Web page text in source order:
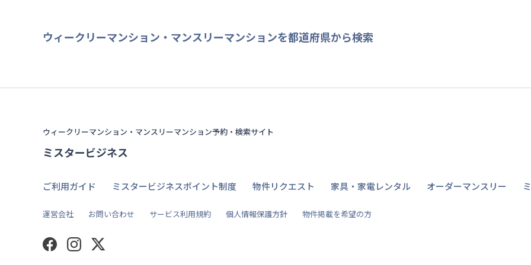
ウィークリーマンション・マンスリーマンションを都道府県から検索
ウィークリーマンション・マンスリーマンション予約・検索サイト
ミスタービジネス
ご利用ガイド ミスタービジネスポイント制度 物件リクエスト 家具・家電レンタル オーダーマンスリー
運営会社 お問い合わせ サービス利用規約 個人情報保護方針 物件掲載を希望の方
FacebookInstagramTwitter